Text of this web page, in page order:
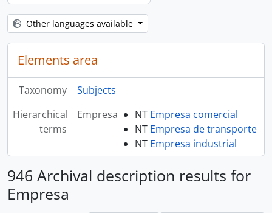
Other languages available
Elements area
Taxonomy
Subjects
Hierarchical
terms
Empresa NT Empresa comercial
NT Empresa de transporte
NT Empresa industrial
946 Archival description results for
Empresa